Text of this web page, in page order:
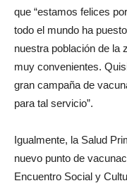
que “estamos felices
todo el mundo ha
nuestra población de la
muy convenientes.
gran campaña de
para tal servicio”.
Igualmente, la Salud
nuevo punto de
Encuentro Social y